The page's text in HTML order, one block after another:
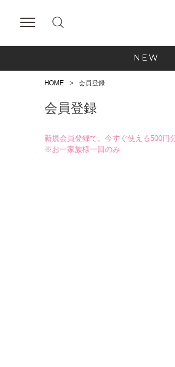
NEW
HOME 会員登録
会員登録
新規会員登録で、今すぐ使える500円
※お一家族様一回のみ